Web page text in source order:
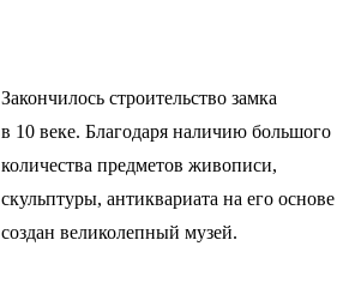
Закончилось строительство замка
в 10 веке. Благодаря наличию большого
количества предметов живописи,
скульптуры, антиквариата на его основе
создан великолепный музей.